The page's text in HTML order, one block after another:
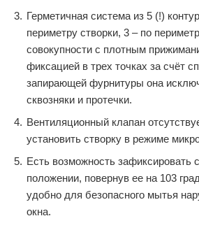
Герметичная система из 5 (!)
периметру створки, 3 – по
совокупности с плотным
фиксацией в трех точках за счёт
запирающей фурнитуры она
сквозняки и протечки.
Вентиляционный клапан
установить створку в режиме
Есть возможность зафиксировать
положении, повернув ее на 103
удобно для безопасного мытья
окна.